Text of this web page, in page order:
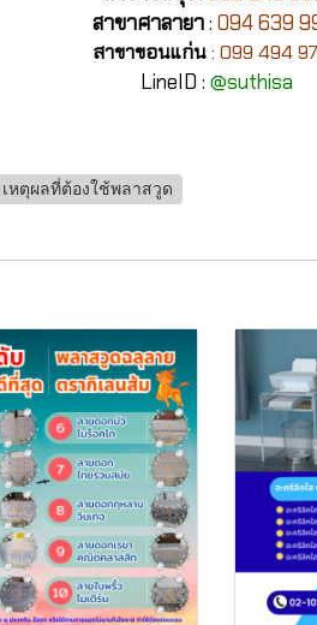
สาขาศาลายา: 094 639
สาขาขอนแก่น: 099 494
LineID : @suthisa
เหตุผลที่ต้องใช้พลาสวูด